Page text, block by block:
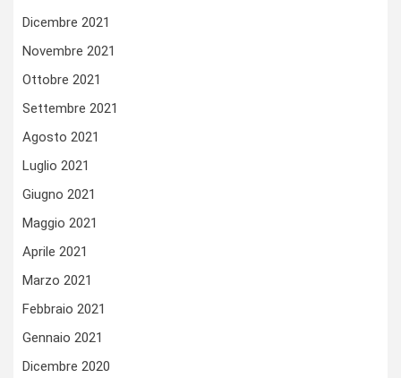
Dicembre 2021
Novembre 2021
Ottobre 2021
Settembre 2021
Agosto 2021
Luglio 2021
Giugno 2021
Maggio 2021
Aprile 2021
Marzo 2021
Febbraio 2021
Gennaio 2021
Dicembre 2020